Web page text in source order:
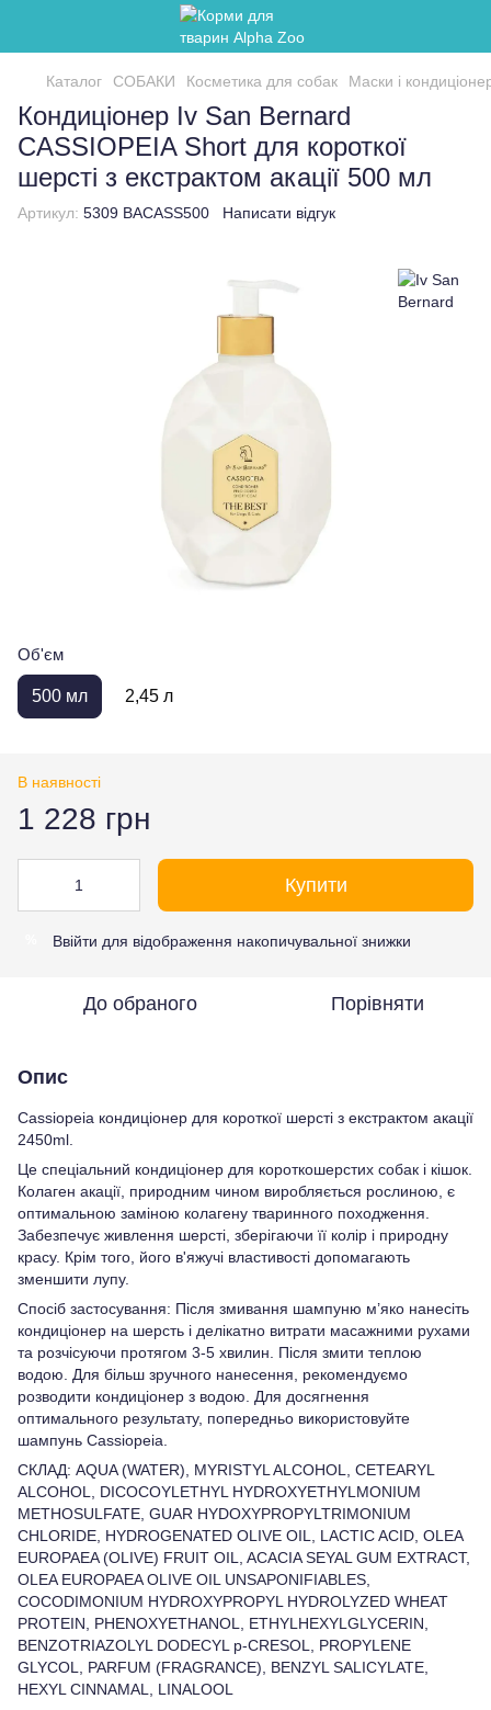
Каталог СОБАКИ Косметика для собак Маски і
Кондиціонер Iv San Bernard
CASSIOPEIA Short для короткої
шерсті з екстрактом акації 500 мл
Артикул: 5309 BACASS500 Написати відгук
Об'єм
500 мл 2,45 л
В наявності
1 228 грн
Купити
Ввійти для відображення накопичувальної знижки
До обраного Порівняти
Опис
Cassiopeia кондиціонер для короткої шерсті з екстрактом акації
2450ml.
Це спеціальний кондиціонер для короткошерстих собак і кішок.
Колаген акації, природним чином виробляється рослиною, є
оптимальною заміною колагену тваринного походження.
Забезпечує живлення шерсті, зберігаючи її колір і природну
красу. Крім того, його в'яжучі властивості допомагають
зменшити лупу.
Спосіб застосування: Після змивання шампуню м’яко нанесіть
кондиціонер на шерсть і делікатно витрати масажними рухами
та розчісуючи протягом 3-5 хвилин. Після змити теплою
водою. Для більш зручного нанесення, рекомендуємо
розводити кондиціонер з водою. Для досягнення
оптимального результату, попередньо використовуйте
шампунь Cassiopeia.
СКЛАД: AQUA (WATER), MYRISTYL ALCOHOL, CETEARYL
ALCOHOL, DICOCOYLETHYL HYDROXYETHYLMONIUM
METHOSULFATE, GUAR HYDOXYPROPYLTRIMONIUM
CHLORIDE, HYDROGENATED OLIVE OIL, LACTIC ACID, OLEA
EUROPAEA (OLIVE) FRUIT OIL, ACACIA SEYAL GUM EXTRACT,
OLEA EUROPAEA OLIVE OIL UNSAPONIFIABLES,
COCODIMONIUM HYDROXYPROPYL HYDROLYZED WHEAT
PROTEIN, PHENOXYETHANOL, ETHYLHEXYLGLYCERIN,
BENZOTRIAZOLYL DODECYL p-CRESOL, PROPYLENE
GLYCOL, PARFUM (FRAGRANCE), BENZYL SALICYLATE,
HEXYL CINNAMAL, LINALOOL